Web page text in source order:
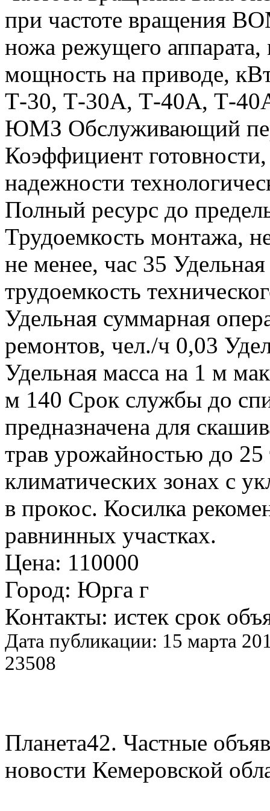
при частоте вращения
ножа режущего
мощность на приводе,
Т-30, Т-30А, Т-40А, Т-
ЮМЗ Обслуживающий
Коэффициент
надежности
Полный ресурс до
Трудоемкость монтажа,
не менее, час 35
трудоемкость
Удельная суммарная
ремонтов, чел./ч 0,03
Удельная масса на 1 м
м 140 Срок службы до
предназначена для
трав урожайностью до 25
климатических зонах с
в прокос. Косилка
равнинных участках.
Цена: 110000
Город: Юрга г
Контакты: истек срок
Дата публикации: 15 марта
23508
Планета42. Частные
новости Кемеровской